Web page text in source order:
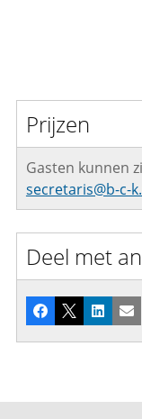
Prijzen
Gasten kunnen
secretaris@b-c-
Deel met
Facebook
X LinkedIn
E-